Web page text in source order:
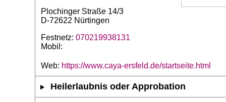
Plochinger Straße 14/3
D-72622 Nürtingen
Festnetz: 070219938131
Mobil:
Web: https://www.caya-ersfeld.de/startseite.html
Heilerlaubnis oder Approbation